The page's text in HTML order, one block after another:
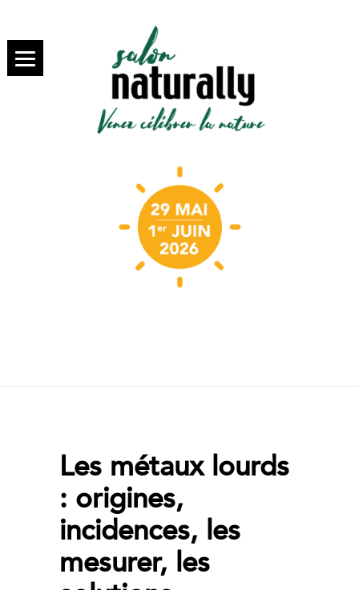
salon
NATURALLY
Paris
VENEZ SAVOURER LA BIO
Les métaux lourds
: origines,
incidences, les
mesurer, les